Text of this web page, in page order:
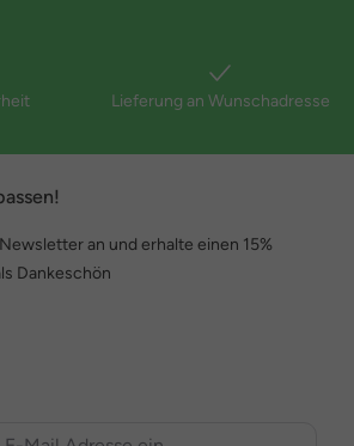
Lieferung an Wunschadresse
an und erhalte einen 15%
Dankeschön